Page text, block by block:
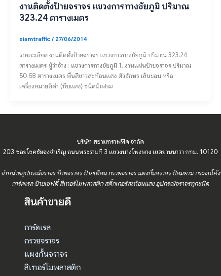
งานติดตั้งป้ายจราจร แขวงการทางชัยภูมิ ปริมาณ
323.24 ตารางเมตร
siamtraffic/ 27/06/2014
รายละเอียด งานติดตั้งป้ายจราจร แขวงการทางชัยภูมิ ปริมาณ 323.24
ตารางเมตร ผู้ว่าจ้าง : แขวงการทางชัยภูมิ 1. งานแผ่นป้ายจราจร ปริมาณ
50.58 ตารางเมตร พื้นสีขาวสะท้อนแสง ตัวอักษร เส้นขอบ หรือ
เครื่องหมายสีดำ (ทึบแสง) ชนิดมีเฟรม
บริษัท สยามทราฟฟิค จำกัด
203 ซอยโชคชัยจงจำเริญ ถนนพระรามที่ 3 แขวงบางโพงพาง เขตยานนาวา กทม. 10120
จำหน่ายอุปกรณ์จราจร ป้ายจราจร ป้ายเตือน กรวยจราจร แผงกั้นจราจร ป้อมยาม กระจกโค้ง
การ์ดเรล ป้ายเซฟตี้ สีเทอร์โมพลาสติก สติ๊กเกอร์สะท้อนแสง อุปกรณ์จราจรทุกชนิด
สินค้าขายดี
การ์ดเรล
กรวยจราจร
แผงกั้นจราจร
สีเทอร์โมพลาสติก